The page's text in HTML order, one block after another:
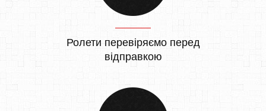
Ролети перевіряємо перед
відправкою